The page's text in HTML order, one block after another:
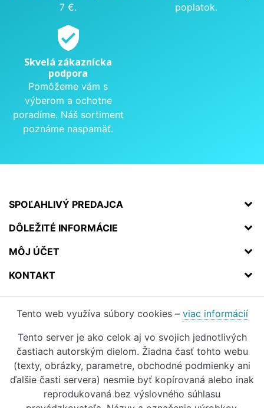
7 €.
poplatok.
verified_user
Skvelá zákaznícka
podpora
Pomôžeme vám s
výberom a ochotne
poradíme. Náš sortiment
poznáme naspamäť.
SPOĽAHLIVÝ PREDAJCA
DÔLEŽITÉ INFORMÁCIE
MÔJ ÚČET
KONTAKT
Tento web využíva súbory cookies – viac informácií
Tento server je ako celok aj vo svojich jednotlivých
častiach autorským dielom. Žiadna časť tohto webu
(texty, obrázky, parametre, obchodné podmienky ani
ďalšie časti servera) nesmie byť kopírovaná alebo inak
reprodukovaná bez výslovného súhlasu